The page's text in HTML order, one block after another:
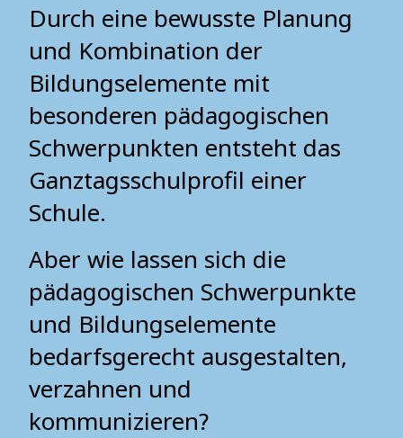
Durch eine bewusste Planung
und Kombination der
Bildungselemente mit
besonderen pädagogischen
Schwerpunkten entsteht das
Ganztagsschulprofil einer
Schule.
Aber wie lassen sich die
pädagogischen Schwerpunkte
und Bildungselemente
bedarfsgerecht ausgestalten,
verzahnen und
kommunizieren?